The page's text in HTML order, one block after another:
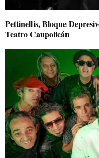
Pettinellis, Bloque
Teatro Caupolicán